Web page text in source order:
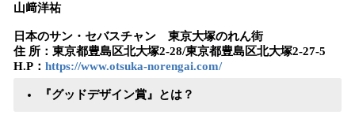
山﨑洋祐
日本のサン・セバスチャン 東京大塚のれん街
住 所：東京都豊島区北大塚2-28/東京都豊島区北大塚2-27-5
H.P： https://www.otsuka-norengai.com/
『グッドデザイン賞』とは？